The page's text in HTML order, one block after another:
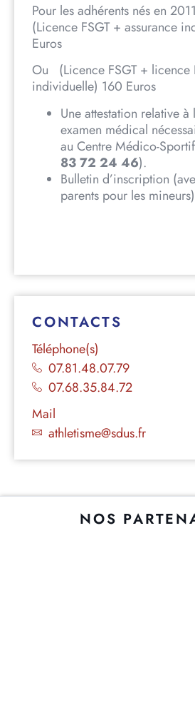
Pour les adhérents nés en
(Licence FSGT + assurance
Euros
Ou (Licence FSGT + licence
individuelle) 160 Euros
Une attestation relative à
examen médical
au Centre Médico-
83 72 24 46).
Bulletin d’inscription
parents pour les mineurs)
CONTACTS
Téléphone(s)
07.81.48.07.79
07.68.35.84.72
Mail
athletisme@sdus.fr
NOS